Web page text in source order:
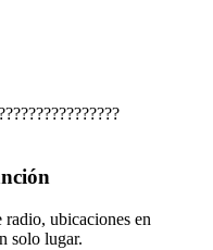
radio, ubicaciones en
solo lugar.